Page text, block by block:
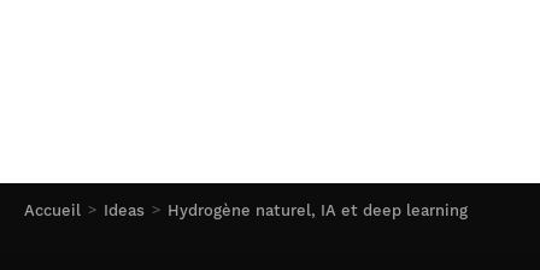
Accueil Ideas Hydrogène naturel, IA et deep learning